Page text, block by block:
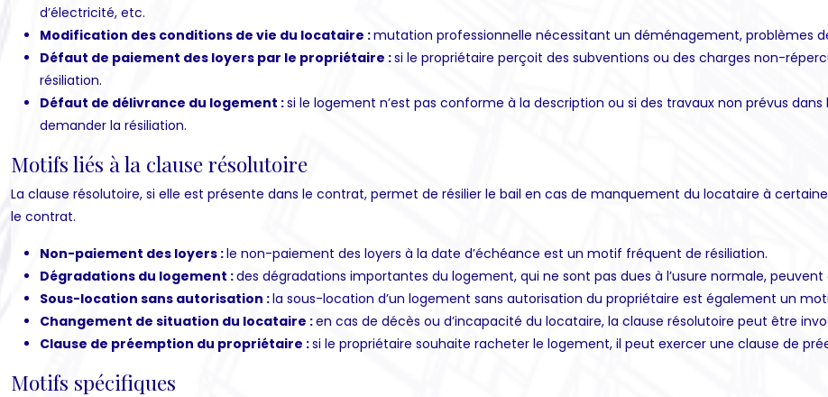
d’électricité, etc.
Modification des conditions de vie du locataire :mutation professionnelle nécessitant un déménagement, problèmes
Défaut de paiement des loyers par le propriétaire :si le propriétaire perçoit des subventions ou des charges non-
résiliation.
Défaut de délivrance du logement :si le logement n’est pas conforme à la description ou si des travaux non prévus
demander la résiliation.
Motifs liés à la clause résolutoire
La clause résolutoire, si elle est présente dans le contrat, permet de résilier le bail en cas de manquement du locataire à
le contrat.
Non-paiement des loyers :le non-paiement des loyers à la date d’échéance est un motif fréquent de résiliation.
Dégradations du logement :des dégradations importantes du logement, qui ne sont pas dues à l’usure normale,
Sous-location sans autorisation :la sous-location d’un logement sans autorisation du propriétaire est également un
Changement de situation du locataire :en cas de décès ou d’incapacité du locataire, la clause résolutoire peut être
Clause de préemption du propriétaire :si le propriétaire souhaite racheter le logement, il peut exercer une clause de
Motifs spécifiques